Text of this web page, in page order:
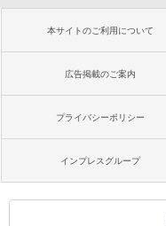
本サイトのご利用について
広告掲載のご案内
プライバシーポリシー
インプレスグループ